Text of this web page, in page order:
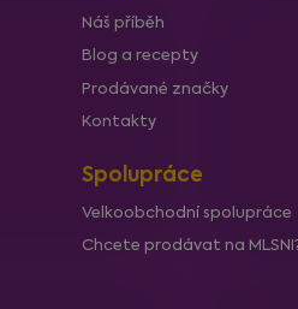
Náš příběh
Blog a recepty
Prodávané značky
Kontakty
Spolupráce
Velkoobchodní spolupráce
Chcete prodávat na